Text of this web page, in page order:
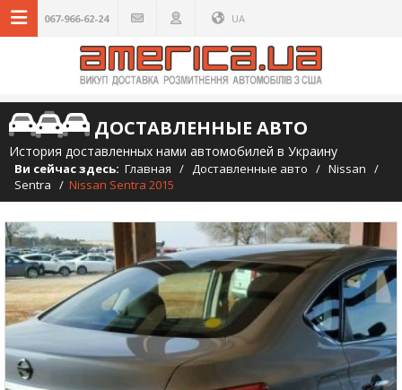
067-966-62-24 UA
ДОСТАВЛЕННЫЕ АВТО
История доставленных нами автомобилей в Украину
Ви сейчас здесь: Главная / Доставленные авто / Nissan /
Sentra / Nissan Sentra 2015